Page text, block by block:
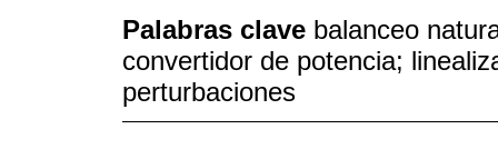
Palabras clave balanceo
convertidor de potencia;
perturbaciones